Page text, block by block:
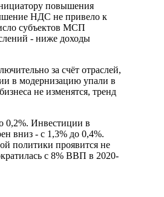
повышения
НДС не привело к
субъектов МСП
- ниже доходы
за счёт отраслей,
в модернизацию упали в
не изменятся, тренд
0,2%. Инвестиции в
вниз - с 1,3% до 0,4%.
политики проявится не
с 8% ВВП в 2020-